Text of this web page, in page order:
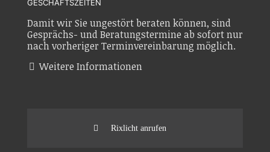
GESCHÄFTSZEITEN
Damit wir Sie ungestört beraten können, sind
Gesprächs- und Beratungstermine ab sofort nur
nach vorheriger Terminvereinbarung möglich.
Weitere Informationen
Rixlicht anrufen